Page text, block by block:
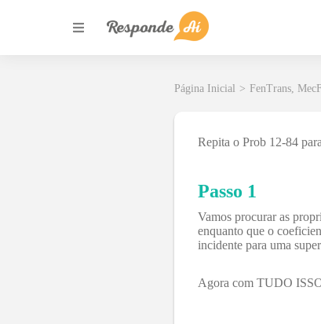
Página Inicial > FenTrans,
Repita o Prob 12-84
Passo 1
Vamos procurar as
enquanto que o
incidente para uma
Agora com TUDO